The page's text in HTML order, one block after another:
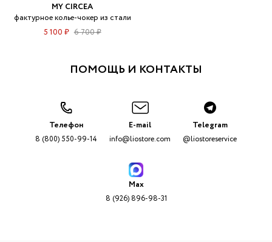
MY CIRCEA
фактурное колье-чокер из стали
5 100 ₽ 6 700 ₽
ПОМОЩЬ И КОНТАКТЫ
Телефон
8 (800) 550-99-14
E-mail
info@liostore.com
Telegram
@liostoreservice
Max
8 (926) 896-98-31